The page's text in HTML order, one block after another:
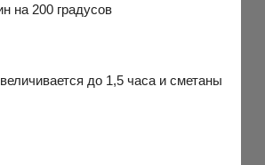
на 200 градусов
до 1,5 часа и сметаны